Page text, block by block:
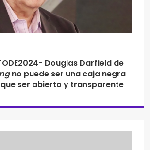
Douglas Darfield de
no puede ser una caja negra
ser abierto y transparente